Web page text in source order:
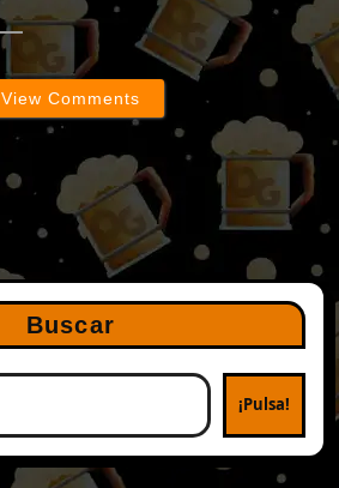
View Comments
Buscar
¡Pulsa!